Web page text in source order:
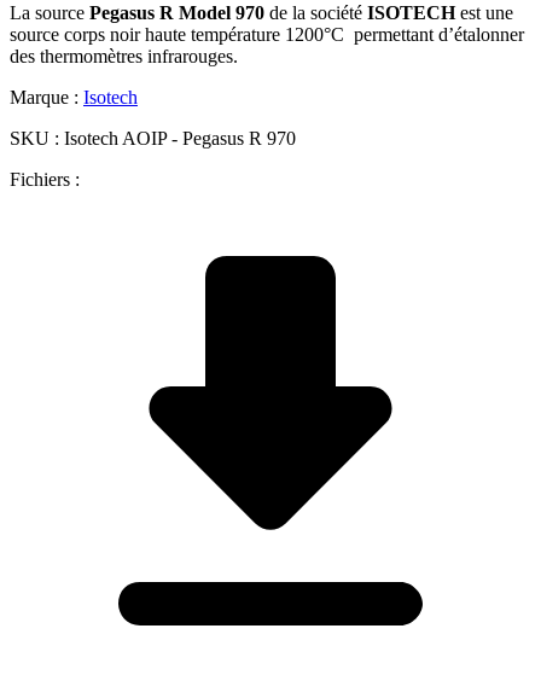
La source Pegasus R Model 970 de la société ISOTECHest une
source corps noir haute température 1200°C permettant d’étalonner
des thermomètres infrarouges.
Marque : Isotech
SKU : Isotech AOIP - Pegasus R 970
Fichiers :